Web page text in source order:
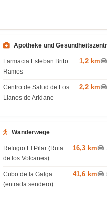
Apotheke und
Farmacia Esteban Brito
Ramos
1,2 km
Centro de Salud de Los
Llanos de Aridane
2,2 km
Wanderwege
Refugio El Pilar (Ruta
de los Volcanes)
16,3 km
Cubo de la Galga
(entrada sendero)
41,6 km